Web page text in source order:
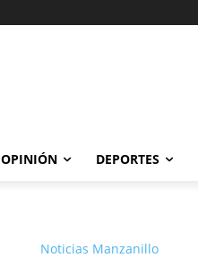
OPINIÓN DEPORTES
Noticias Manzanillo